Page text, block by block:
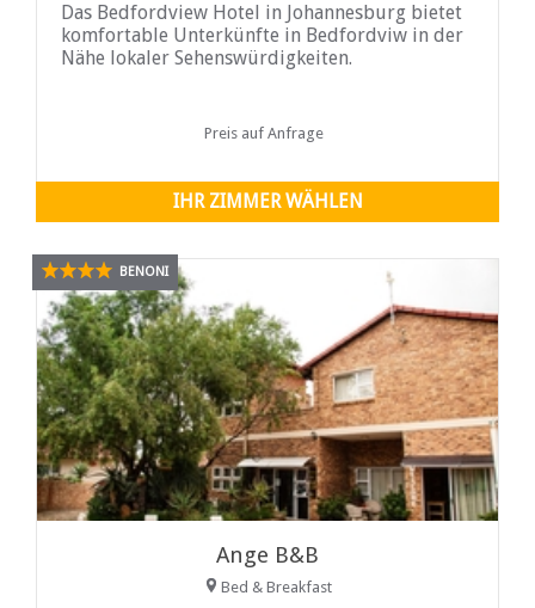
Das Bedfordview Hotel in Johannesburg bietet
komfortable Unterkünfte in Bedfordviw in der
Nähe lokaler Sehenswürdigkeiten.
Preis auf Anfrage
IHR ZIMMER WÄHLEN
BENONI
Ange B&B
Bed & Breakfast